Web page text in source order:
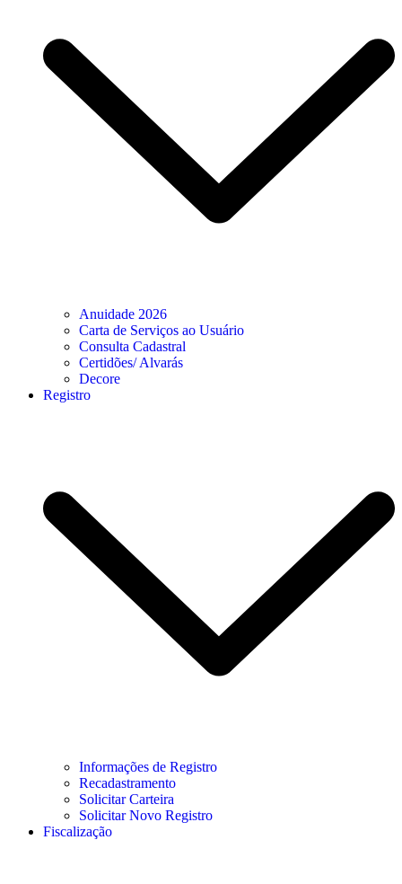
Anuidade 2026
Carta de Serviços ao Usuário
Consulta Cadastral
Certidões/ Alvarás
Decore
Registro
Informações de Registro
Recadastramento
Solicitar Carteira
Solicitar Novo Registro
Fiscalização